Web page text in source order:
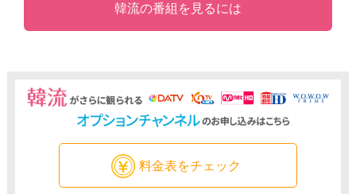
韓流の番組を見るには
料金表をチェック